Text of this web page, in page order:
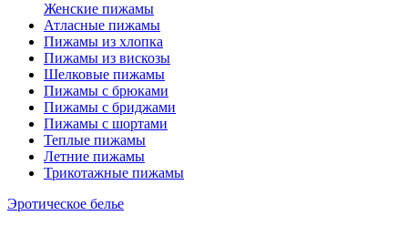
Женские пижамы
Атласные пижамы
Пижамы из хлопка
Пижамы из вискозы
Шелковые пижамы
Пижамы с брюками
Пижамы с бриджами
Пижамы с шортами
Теплые пижамы
Летние пижамы
Трикотажные пижамы
Эротическое белье